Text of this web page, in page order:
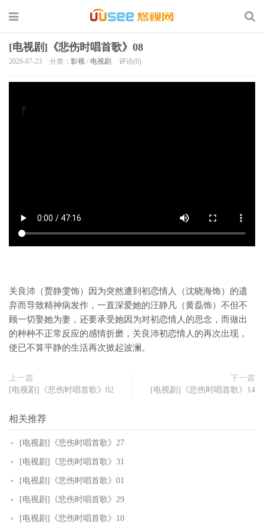
[电视剧]《悲伤时唱首歌》08
2026-07-23 分类： 影视 / 电视剧 评论(0)
关良沛（贾静雯饰）因为突然遭到初恋情人（沈晓海饰）的遗
弃而导致精神病发作，一直深爱她的汪静凡（黄磊饰）不但不
顾一切娶她为妻，还要承受她因为对初恋情人的思念，而做出
的种种不正常反应的感情折磨，关良沛初恋情人的再次出现，
使已不算平静的生活再次掀起波澜。
上一篇
[电视剧]《悲伤时唱首歌》02
下一篇
[电视剧]《悲伤时唱首歌》14
相关推荐
[电视剧]《悲伤时唱首歌》27
[电视剧]《悲伤时唱首歌》31
[电视剧]《悲伤时唱首歌》01
[电视剧]《悲伤时唱首歌》29
[电视剧]《悲伤时唱首歌》10